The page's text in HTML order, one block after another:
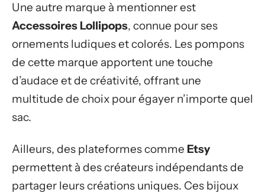
Une autre marque à mentionner est
Accessoires Lollipops, connue pour ses
ornements ludiques et colorés. Les pompons
de cette marque apportent une touche
d’audace et de créativité, offrant une
multitude de choix pour égayer n’importe quel
sac.
Ailleurs, des plateformes comme Etsy
permettent à des créateurs indépendants de
partager leurs créations uniques. Ces bijoux